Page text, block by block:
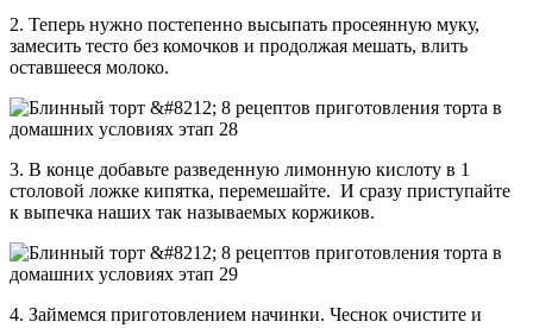
2. Теперь нужно постепенно высыпать просеянную муку,
замесить тесто без комочков и продолжая мешать, влить
оставшееся молоко.
3. В конце добавьте разведенную лимонную кислоту в 1
столовой ложке кипятка, перемешайте. И сразу приступайте
к выпечка наших так называемых коржиков.
4. Займемся приготовлением начинки. Чеснок очистите и